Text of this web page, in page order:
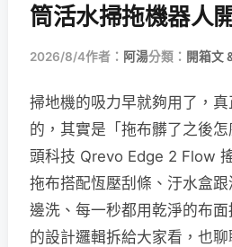
筒活水掃拖機器人
2026/8/4作者： 阿湯分類： 開箱文
掃地機的吸力早就夠用了，
的，其實是「拖布髒了之後
頭科技 Qrevo Edge 2 Flow
拖布搭配恆壓刮條、汙水盒
邊洗、每一秒都用乾淨的布
的設計邏輯拆給大家看，也